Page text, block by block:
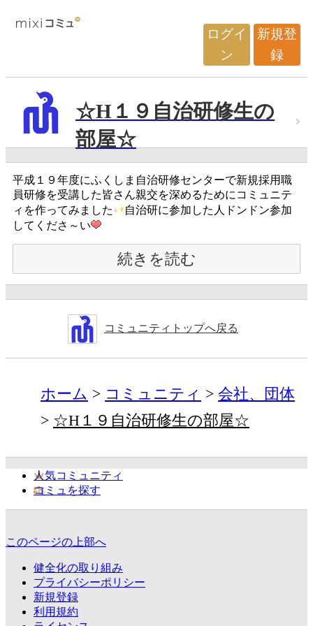
ログイ
ン
新規登
録
☆H１９自治研修生の
部屋☆
平成１９年度にふくしま自治研修センターで新規採用職
員研修を受講した皆さん親交を深めるためにコミュニテ
ィを作ってみました
自治研に参加した人ドンドン参加
してくださ～い
続きを読む
コミュニティトップへ戻る
ホーム コミュニティ
会社、団体
☆H１９自治研修生の部屋☆
人気コミュニティ
コミュを探す
このページの上部へ
健全化の取り組み
プライバシーポリシー
新規登録
利用規約